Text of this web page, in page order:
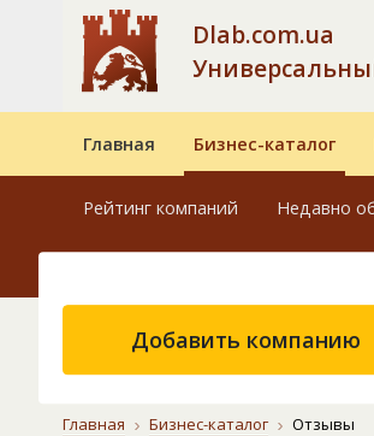
Dlab.com.ua
Главная Бизнес-каталог
Рейтинг компаний Недавно
Добавить компанию
Главная Бизнес-каталог Отзывы